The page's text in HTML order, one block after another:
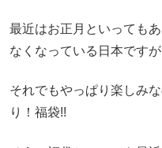
最近はお正月といっても
なくなっている日本ですが
それでもやっぱり楽しみ
り！福袋!!